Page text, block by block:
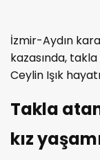
İzmir-Aydın
kazasında,
Ceylin Işık
Takla
kız